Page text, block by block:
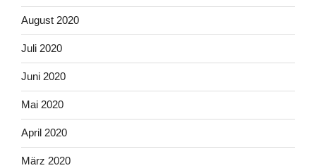
August 2020
Juli 2020
Juni 2020
Mai 2020
April 2020
März 2020